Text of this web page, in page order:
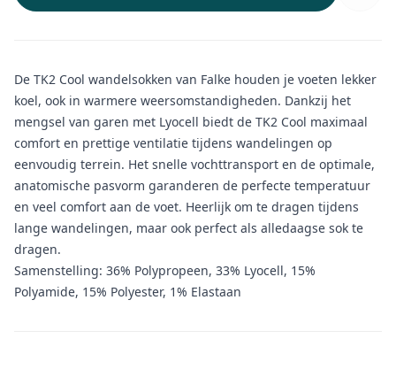
De TK2 Cool wandelsokken van Falke houden je voeten lekker
koel, ook in warmere weersomstandigheden. Dankzij het
mengsel van garen met Lyocell biedt de TK2 Cool maximaal
comfort en prettige ventilatie tijdens wandelingen op
eenvoudig terrein. Het snelle vochttransport en de optimale,
anatomische pasvorm garanderen de perfecte temperatuur
en veel comfort aan de voet. Heerlijk om te dragen tijdens
lange wandelingen, maar ook perfect als alledaagse sok te
dragen.
Samenstelling: 36% Polypropeen, 33% Lyocell, 15%
Polyamide, 15% Polyester, 1% Elastaan